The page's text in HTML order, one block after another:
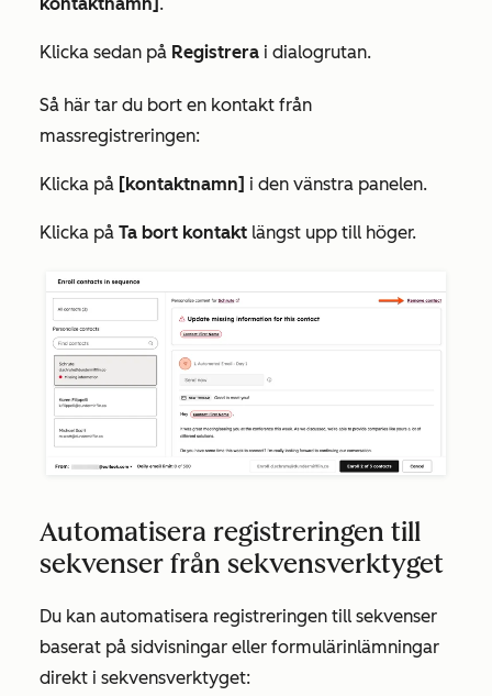
Klicka sedan på Registrera i dialogrutan.
Så här tar du bort en kontakt från
massregistreringen:
Klicka på [kontaktnamn] i den vänstra panelen.
Klicka på Ta bort kontakt längst upp till höger.
Automatisera registreringen till
sekvenser från sekvensverktyget
Du kan automatisera registreringen till sekvenser
baserat på sidvisningar eller formulärinlämningar
direkt i sekvensverktyget: